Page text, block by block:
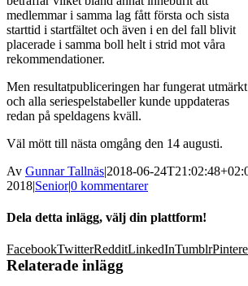
medlemmar i samma lag fått första och sista
starttid i startfältet och även i en del fall blivit
placerade i samma boll helt i strid mot våra
rekommendationer.
Men resultatpubliceringen har fungerat utmärkt
och alla seriespelstabeller kunde uppdateras
redan på speldagens kväll.
Väl mött till nästa omgång den 14 augusti.
Av Gunnar Tallnäs|2018-06-
2018|Senior|0 kommentarer
Dela detta inlägg, välj din plattform!
FacebookTwitterRedditLinkedInTumblr
Relaterade inlägg